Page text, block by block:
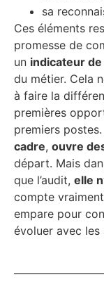
sa
Ces éléments
promesse de
un indicateur
du métier. Cela
à faire la
premières
premiers
cadre, ouvre
départ. Mais
que l’audit, elle
compte
empare pour
évoluer avec les